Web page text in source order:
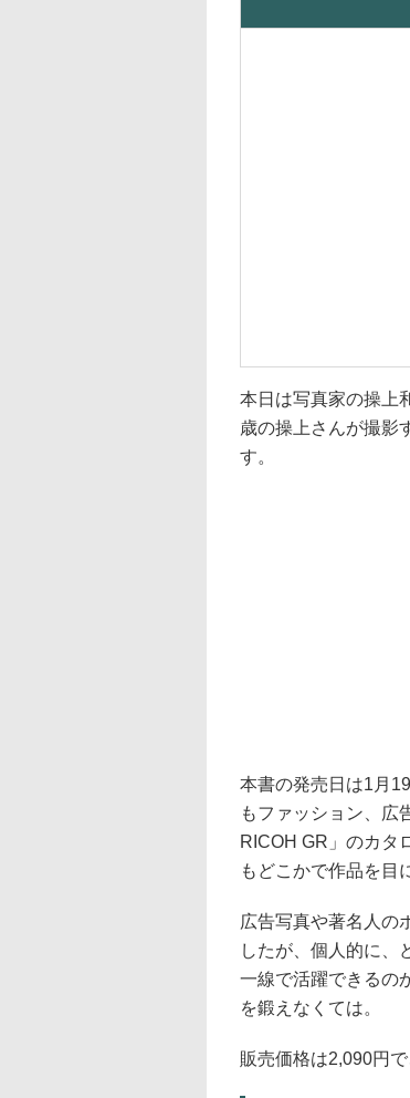
本日は写真家の操上
歳の操上さんが撮影
す。
本書の発売日は1月
もファッション、広
RICOH GR」のカタ
もどこかで作品を目
広告写真や著名人の
したが、個人的に、
一線で活躍できるの
を鍛えなくては。
販売価格は2,090円